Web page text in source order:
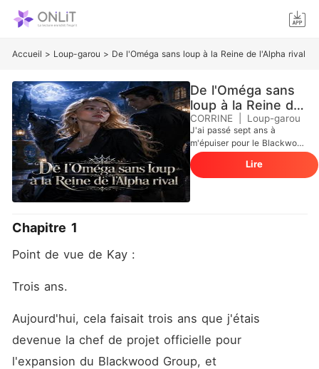
Accueil > Loup-garou > De l'Oméga sans loup à la Reine de l'Alpha rival
De l'Oméga sans
loup à la Reine de
l'Alpha rival
CORRINE Loup-garou
J'ai passé sept ans à
m'épuiser pour le Blackwood
Group, agissant comme la
compagne non officielle de
l'Alpha, Alec. Je pensais que
conversation secrète avec
son Bêta. Il qualifiait notre
future cérémonie de liaison
de simple formalité pour
Lire
Chapitre 1
Point de vue de Kay :
Trois ans.
Aujourd'hui, cela faisait trois ans que j'étais
devenue la chef de projet officielle pour
l'expansion du Blackwood Group, et